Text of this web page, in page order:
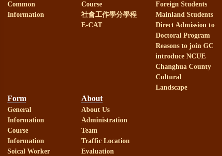
賀！
本系林淑華助理教授榮獲
本系研究生通過113年諮
本系113年社會工作師高
考通過，成績優異！！
Common
Information
Course
社會工作學分學程
E-CAT
Foreign Students
Mainland Students
Direct Admission to
Doctoral Program
Reasons to join GC
introduce NCUE
Changhua County
Cultural
Landscape
Form
General
Information
Course
Information
Soical Worker
About
About Us
Administration
Team
Traffic Location
Evaluation